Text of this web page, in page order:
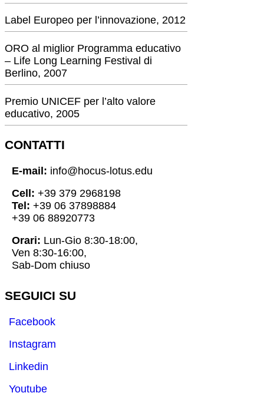
Label Europeo per l’innovazione, 2012
ORO al miglior Programma educativo
– Life Long Learning Festival di
Berlino, 2007
Premio UNICEF per l’alto valore
educativo, 2005
CONTATTI
E-mail: info@hocus-lotus.edu
Cell: +39 379 2968198
Tel: +39 06 37898884
+39 06 88920773
Orari: Lun-Gio 8:30-18:00,
Ven 8:30-16:00,
Sab-Dom chiuso
SEGUICI SU
Facebook
Instagram
Linkedin
Youtube